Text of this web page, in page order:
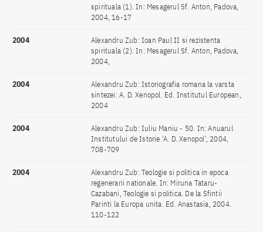
spirituala (1). In: Mesagerul Sf. Anton, Padova,
2004, 16-17
2004
Alexandru Zub: Ioan Paul II si rezistenta
spirituala (2). In: Mesagerul Sf. Anton, Padova,
2004,
2004
Alexandru Zub: Istoriografia romana la varsta
sintezei: A. D. Xenopol. Ed. Institutul European,
2004
2004
Alexandru Zub: Iuliu Maniu - 50. In: Anuarul
Institutului de Istorie 'A. D. Xenopol', 2004,
708-709
2004
Alexandru Zub: Teologie si politica in epoca
regenerarii nationale. In: Miruna Tataru-
Cazabani, Teologie si politica. De la Sfintii
Parinti la Europa unita. Ed. Anastasia, 2004.
110-122